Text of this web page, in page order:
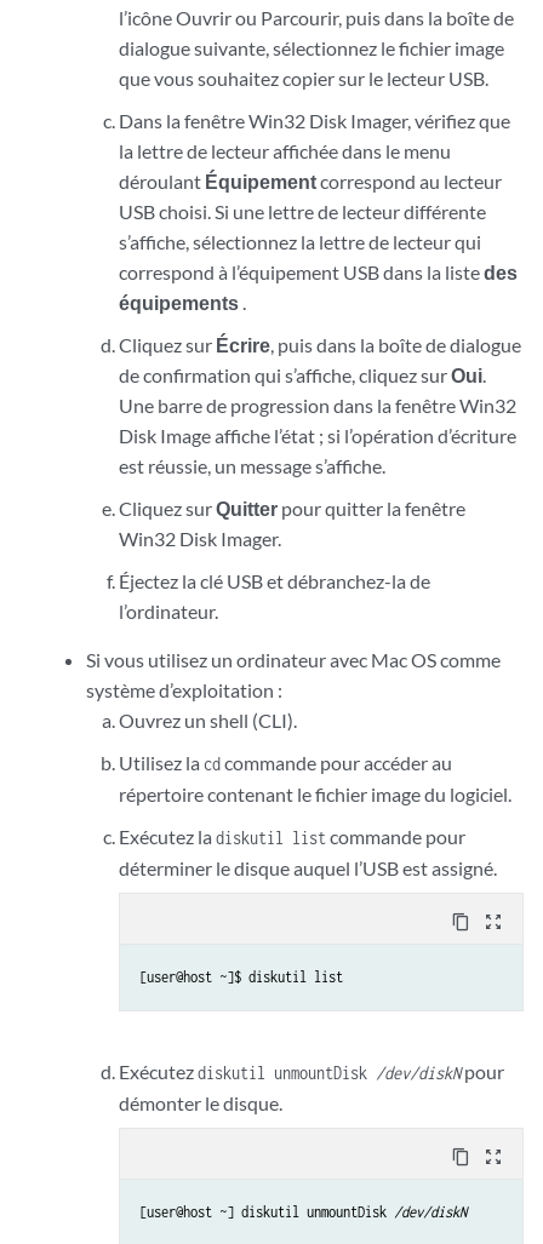
l’icône Ouvrir ou Parcourir, puis dans la boîte de
dialogue suivante, sélectionnez le fichier image
que vous souhaitez copier sur le lecteur USB.
Dans la fenêtre Win32 Disk Imager, vérifiez que
la lettre de lecteur affichée dans le menu
déroulant Équipementcorrespond au lecteur
USB choisi. Si une lettre de lecteur différente
s’affiche, sélectionnez la lettre de lecteur qui
correspond à l’équipement USB dans la listedes
équipements .
Cliquez sur Écrire, puis dans la boîte de dialogue
de confirmation qui s’affiche, cliquez surOui.
Une barre de progression dans la fenêtre Win32
Disk Image affiche l’état ; si l’opération d’écriture
est réussie, un message s’affiche.
Cliquez surQuitter pour quitter la fenêtre
Win32 Disk Imager.
Éjectez la clé USB et débranchez-la de
l’ordinateur.
Si vous utilisez un ordinateur avec Mac OS comme
système d’exploitation :
Ouvrez un shell (CLI).
Utilisez la cdcommande pour accéder au
répertoire contenant le fichier image du logiciel.
Exécutez ladiskutil listcommande pour
déterminer le disque auquel l’USB est assigné.
content_copy zoom_out_map
Exécutezdiskutil unmountDisk /dev/diskNpour
démonter le disque.
content_copy zoom_out_map
[user@host ~] diskutil unmountDisk /dev/diskN